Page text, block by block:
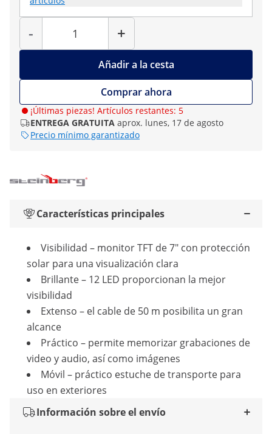
-
Cantidad
+
Añadir a la cesta
Comprar ahora
¡Últimas piezas! Artículos restantes: 5
ENTREGA GRATUITA aprox. lunes, 17 de agosto
Precio mínimo garantizado
Características principales
Visibilidad – monitor TFT de 7" con protección
solar para una visualización clara
Brillante – 12 LED proporcionan la mejor
visibilidad
Extenso – el cable de 50 m posibilita un gran
alcance
Práctico – permite memorizar grabaciones de
video y audio, así como imágenes
Móvil – práctico estuche de transporte para
uso en exteriores
Información sobre el envío